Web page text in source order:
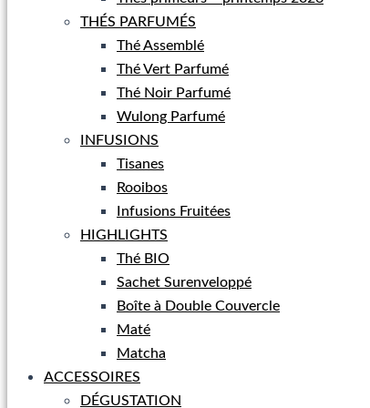
THÉS PARFUMÉS
Thé Assemblé
Thé Vert Parfumé
Thé Noir Parfumé
Wulong Parfumé
INFUSIONS
Tisanes
Rooibos
Infusions Fruitées
HIGHLIGHTS
Thé BIO
Sachet Surenveloppé
Boîte à Double Couvercle
Maté
Matcha
ACCESSOIRES
DÉGUSTATION